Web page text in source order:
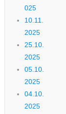
025
10.11.
2025
25.10.
2025
05.10.
2025
04.10.
2025